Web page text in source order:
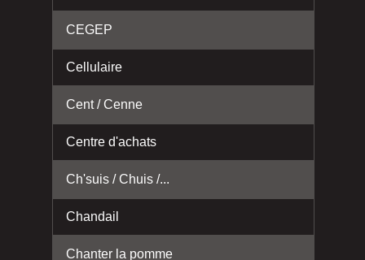
CEGEP
Cellulaire
Cent / Cenne
Centre d'achats
Ch'suis / Chuis /...
Chandail
Chanter la pomme